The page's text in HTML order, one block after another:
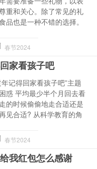
重和关心。除了常见的礼
品也是一种不错的选择。
春节2024
家看孩子吧
记得回家看孩子吧”主题
惑 平均最少半个月回去看
的时候偷偷地走合适还是
见合适? 从科学教育的角
春节2024
我红包怎么感谢